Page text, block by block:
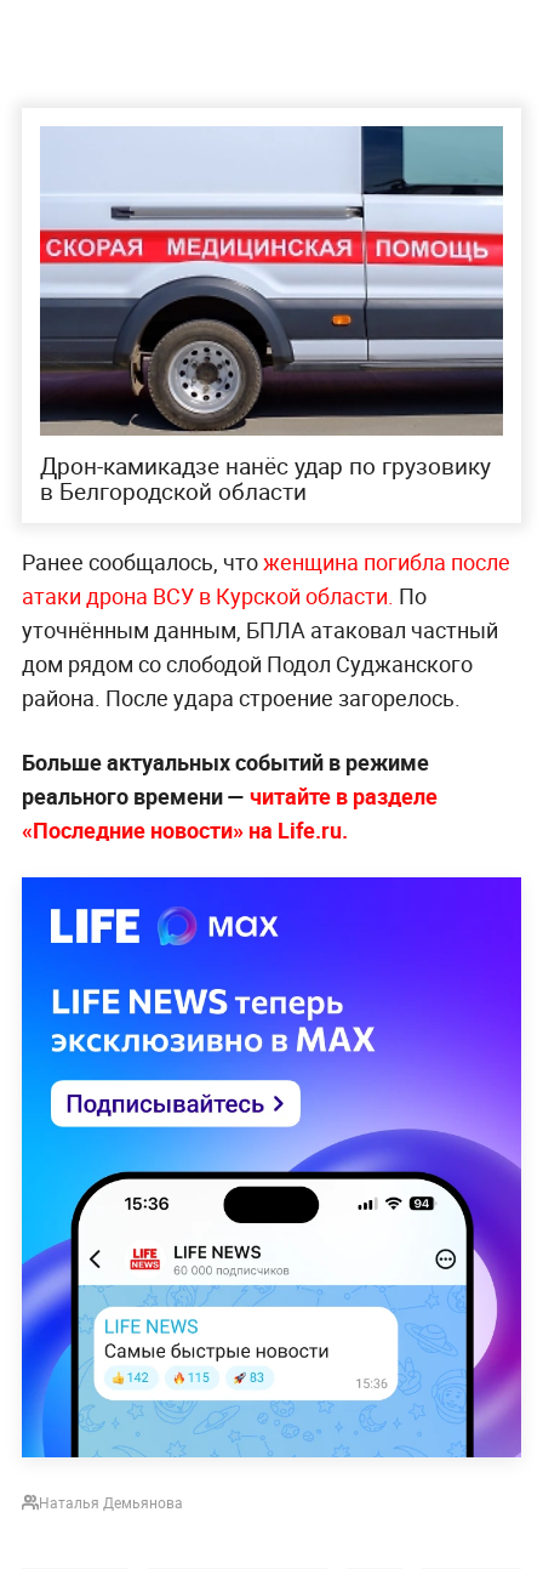
Дрон-камикадзе нанёс удар по грузовику
в Белгородской области
Ранее сообщалось, чтоженщина погибла после
атаки дрона ВСУ в Курской области. По
уточнённым данным, БПЛА атаковал частный
дом рядом со слободой Подол Суджанского
района. После удара строение загорелось.
Больше актуальных событий в режиме
реального времени — читайте в разделе
«Последние новости» на Life.ru.
Наталья Демьянова